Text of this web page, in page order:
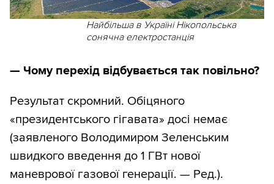
Найбільша в Україні Нікопольська
сонячна електростанція
— Чому перехід відбувається так повільно?
Результат скромний. Обіцяного
«президентського гігавата» досі немає
(заявленого Володимиром Зеленським
швидкого введення до 1 ГВт нової
маневрової газової генерації. — Ред.).